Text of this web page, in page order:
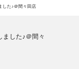
した♪＠間々田店